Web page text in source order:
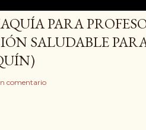
PARA
SALUDABLE
comentario